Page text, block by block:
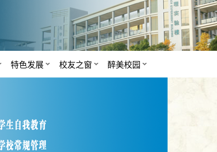
特色发展 校友之窗 醉美校园